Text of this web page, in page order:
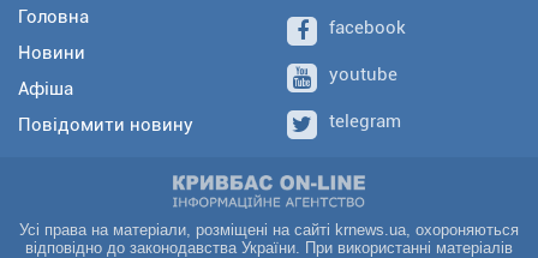
Головна
Новини
Афіша
Повідомити новину
facebook
youtube
telegram
Усі права на матеріали, розміщені на сайті krnews.ua, охороняються
відповідно до законодавства України. При використанні матеріалів